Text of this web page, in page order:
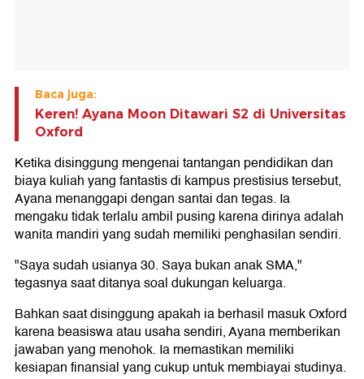
Baca juga:
Keren! Ayana Moon Ditawari S2 di Universitas
Oxford
Ketika disinggung mengenai tantangan pendidikan dan
biaya kuliah yang fantastis di kampus prestisius tersebut,
Ayana menanggapi dengan santai dan tegas. Ia
mengaku tidak terlalu ambil pusing karena dirinya adalah
wanita mandiri yang sudah memiliki penghasilan sendiri.
"Saya sudah usianya 30. Saya bukan anak SMA,"
tegasnya saat ditanya soal dukungan keluarga.
Bahkan saat disinggung apakah ia berhasil masuk Oxford
karena beasiswa atau usaha sendiri, Ayana memberikan
jawaban yang menohok. Ia memastikan memiliki
kesiapan finansial yang cukup untuk membiayai studinya.